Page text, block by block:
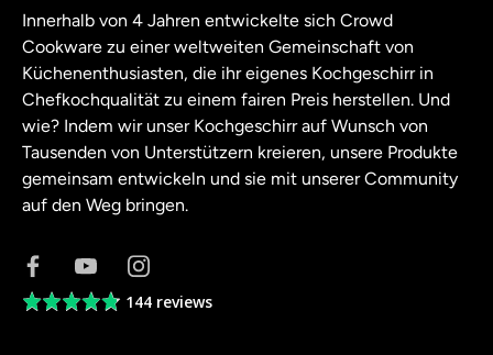
Innerhalb von 4 Jahren entwickelte sich Crowd
Cookware zu einer weltweiten Gemeinschaft von
Küchenenthusiasten, die ihr eigenes Kochgeschirr in
Chefkochqualität zu einem fairen Preis herstellen. Und
wie? Indem wir unser Kochgeschirr auf Wunsch von
Tausenden von Unterstützern kreieren, unsere Produkte
gemeinsam entwickeln und sie mit unserer Community
auf den Weg bringen.
Average144 reviews